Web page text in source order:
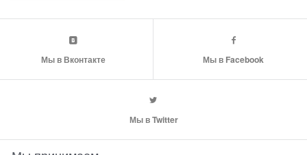
Мы в Вконтакте Мы в Facebook
Мы в Twitter